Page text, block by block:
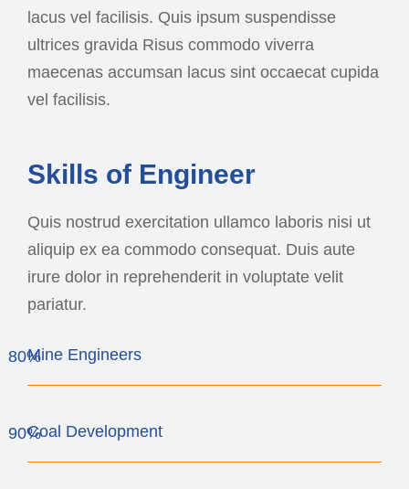
lacus vel facilisis. Quis ipsum suspendisse
ultrices gravida Risus commodo viverra
maecenas accumsan lacus sint occaecat cupida
vel facilisis.
Skills of Engineer
Quis nostrud exercitation ullamco laboris nisi ut
aliquip ex ea commodo consequat. Duis aute
irure dolor in reprehenderit in voluptate velit
pariatur.
Mine Engineers
80%
Coal Development
90%